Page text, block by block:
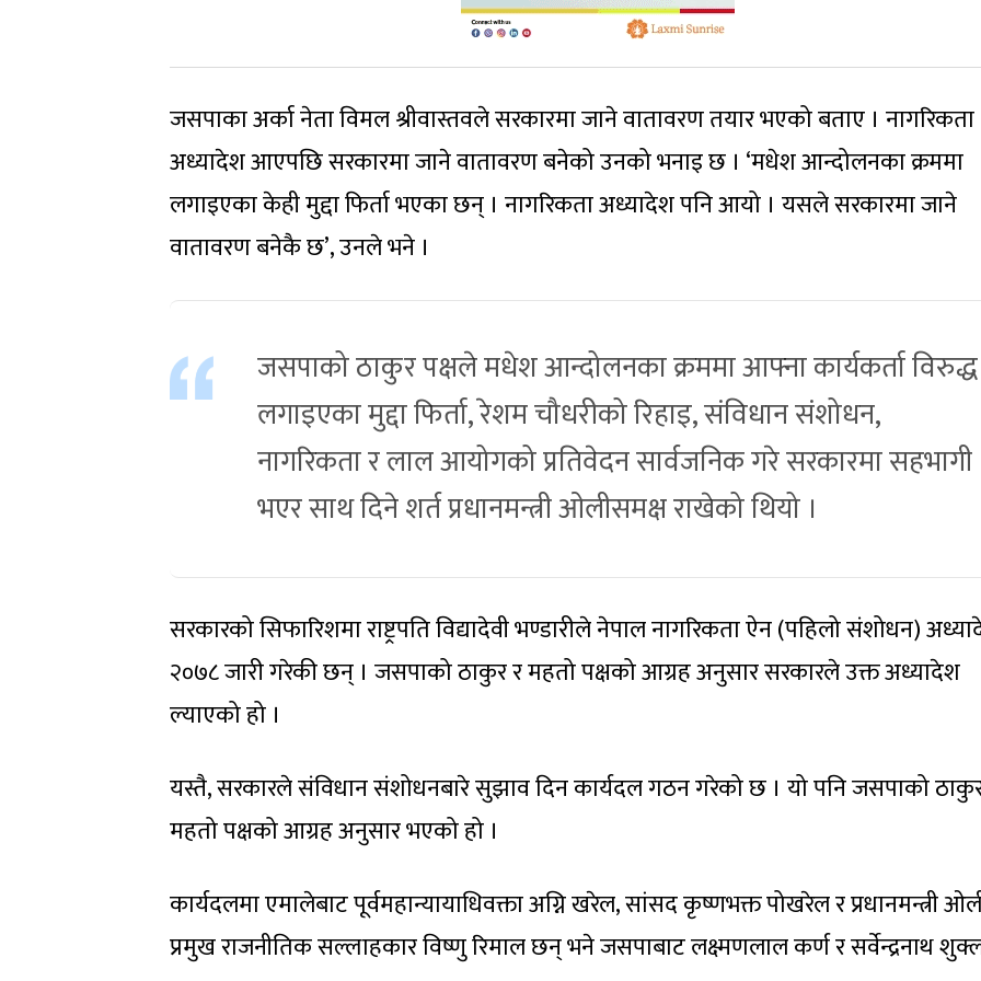
जसपाका अर्का नेता विमल श्रीवास्तवले सरकारमा जाने वातावरण तयार भएको बताए । नागरिकता
अध्यादेश आएपछि सरकारमा जाने वातावरण बनेको उनको भनाइ छ । ‘मधेश आन्दोलनका क्रममा
लगाइएका केही मुद्दा फिर्ता भएका छन् । नागरिकता अध्यादेश पनि आयो । यसले सरकारमा जाने
वातावरण बनेकै छ’, उनले भने ।
जसपाको ठाकुर पक्षले मधेश आन्दोलनका क्रममा आफ्ना कार्यकर्ता विरुद्ध
लगाइएका मुद्दा फिर्ता, रेशम चौधरीको रिहाइ, संविधान संशोधन,
नागरिकता र लाल आयोगको प्रतिवेदन सार्वजनिक गरे सरकारमा सहभागी
भएर साथ दिने शर्त प्रधानमन्त्री ओलीसमक्ष राखेको थियो ।
सरकारको सिफारिशमा राष्ट्रपति विद्यादेवी भण्डारीले नेपाल नागरिकता ऐन (पहिलो संशोधन)
२०७८ जारी गरेकी छन् । जसपाको ठाकुर र महतो पक्षको आग्रह अनुसार सरकारले उक्त अध्यादेश
ल्याएको हो ।
यस्तै, सरकारले संविधान संशोधनबारे सुझाव दिन कार्यदल गठन गरेको छ । यो पनि जसपाको
महतो पक्षको आग्रह अनुसार भएको हो ।
कार्यदलमा एमालेबाट पूर्वमहान्यायाधिवक्ता अग्नि खरेल, सांसद कृष्णभक्त पोखरेल र प्रधानमन्त्री
प्रमुख राजनीतिक सल्लाहकार विष्णु रिमाल छन् भने जसपाबाट लक्ष्मणलाल कर्ण र सर्वेन्द्रनाथ